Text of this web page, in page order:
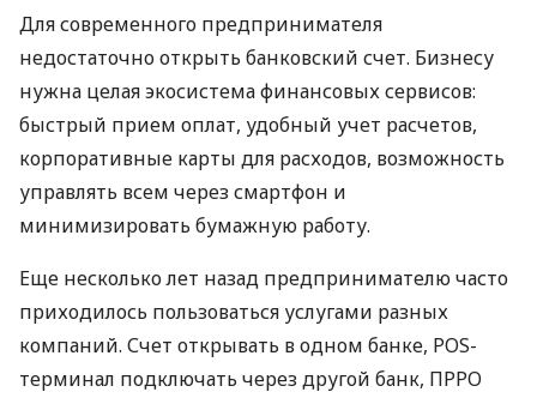
Для современного предпринимателя
недостаточно открыть банковский счет. Бизнесу
нужна целая экосистема финансовых сервисов:
быстрый прием оплат, удобный учет расчетов,
корпоративные карты для расходов, возможность
управлять всем через смартфон и
минимизировать бумажную работу.
Еще несколько лет назад предпринимателю часто
приходилось пользоваться услугами разных
компаний. Счет открывать в одном банке, POS-
терминал подключать через другой банк, ПРРО